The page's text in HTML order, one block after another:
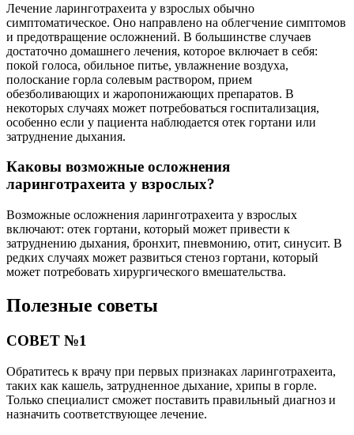
Лечение ларинготрахеита у взрослых обычно
симптоматическое. Оно направлено на облегчение симптомов
и предотвращение осложнений. В большинстве случаев
достаточно домашнего лечения, которое включает в себя:
покой голоса, обильное питье, увлажнение воздуха,
полоскание горла солевым раствором, прием
обезболивающих и жаропонижающих препаратов. В
некоторых случаях может потребоваться госпитализация,
особенно если у пациента наблюдается отек гортани или
затруднение дыхания.
Каковы возможные осложнения
ларинготрахеита у взрослых?
Возможные осложнения ларинготрахеита у взрослых
включают: отек гортани, который может привести к
затруднению дыхания, бронхит, пневмонию, отит, синусит. В
редких случаях может развиться стеноз гортани, который
может потребовать хирургического вмешательства.
Полезные советы
СОВЕТ №1
Обратитесь к врачу при первых признаках ларинготрахеита,
таких как кашель, затрудненное дыхание, хрипы в горле.
Только специалист сможет поставить правильный диагноз и
назначить соответствующее лечение.